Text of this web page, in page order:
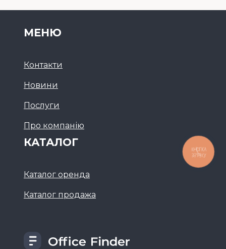
МЕНЮ
Контакти
Новини
Послуги
Про компанію
КАТАЛОГ
Каталог оренда
Каталог продажа
КНОПКА
ЗВ'ЯЗКУ